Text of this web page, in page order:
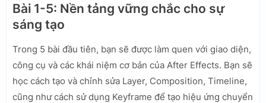
Bài 1-5: Nền tảng vững chắc cho sự
sáng tạo
Trong 5 bài đầu tiên, bạn sẽ được làm quen với giao diện,
công cụ và các khái niệm cơ bản của After Effects. Bạn sẽ
học cách tạo và chỉnh sửa Layer, Composition, Timeline,
cũng như cách sử dụng Keyframe để tạo hiệu ứng chuyển